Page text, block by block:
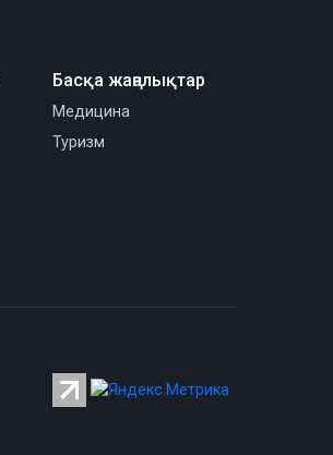
Басқа жаңалықтар
Медицина
Туризм